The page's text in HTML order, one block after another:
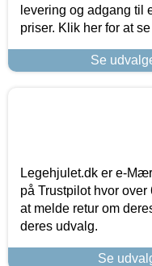
levering og adgang til
priser. Klik her for at
Se
Legehjulet.dk er e-
på Trustpilot hvor
at melde retur om
deres udvalg.
Se